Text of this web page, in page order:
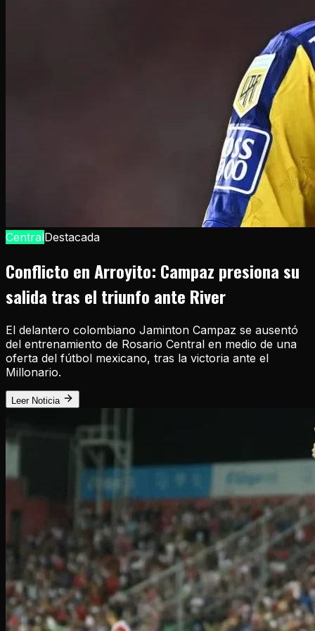
CentralDestacada
Conflicto en Arroyito: Campaz presiona su
salida tras el triunfo ante River
El delantero colombiano Jaminton Campaz se ausentó
del entrenamiento de Rosario Central en medio de una
oferta del fútbol mexicano, tras la victoria ante el
Millonario.
Leer Noticia